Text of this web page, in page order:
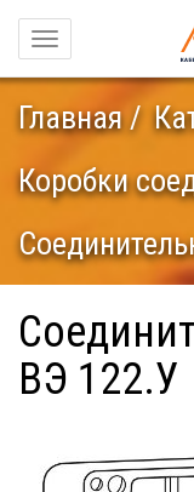
Навигация
Главная
Коробки
ВЭ 122.У